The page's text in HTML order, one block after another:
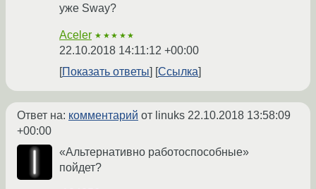
уже Sway?
Aceler ★★★★★
22.10.2018 14:11:12 +00:00
Показать ответы
Ссылка
Ответ на: комментарий от linuks 22.10.2018 13:58:09
+00:00
«Альтернативно работоспособные»
пойдет?